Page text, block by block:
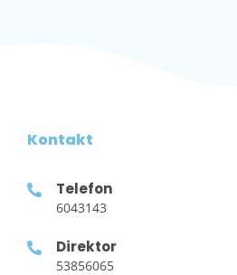
Kontakt
Telefon
6043143
Direktor
53856065